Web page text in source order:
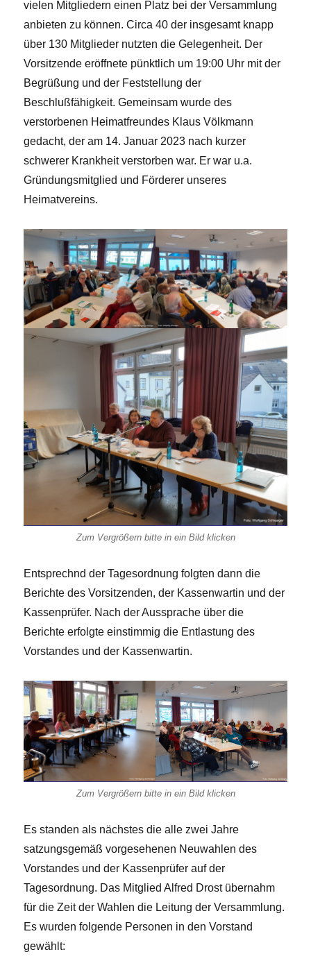
vielen Mitgliedern einen Platz bei der Versammlung
anbieten zu können. Circa 40 der insgesamt knapp
über 130 Mitglieder nutzten die Gelegenheit. Der
Vorsitzende eröffnete pünktlich um 19:00 Uhr mit der
Begrüßung und der Feststellung der
Beschlußfähigkeit. Gemeinsam wurde des
verstorbenen Heimatfreundes Klaus Völkmann
gedacht, der am 14. Januar 2023 nach kurzer
schwerer Krankheit verstorben war. Er war u.a.
Gründungsmitglied und Förderer unseres
Heimatvereins.
Zum Vergrößern bitte in ein Bild klicken
Entsprechnd der Tagesordnung folgten dann die
Berichte des Vorsitzenden, der Kassenwartin und der
Kassenprüfer. Nach der Aussprache über die
Berichte erfolgte einstimmig die Entlastung des
Vorstandes und der Kassenwartin.
Zum Vergrößern bitte in ein Bild klicken
Es standen als nächstes die alle zwei Jahre
satzungsgemäß vorgesehenen Neuwahlen des
Vorstandes und der Kassenprüfer auf der
Tagesordnung. Das Mitglied Alfred Drost übernahm
für die Zeit der Wahlen die Leitung der Versammlung.
Es wurden folgende Personen in den Vorstand
gewählt: